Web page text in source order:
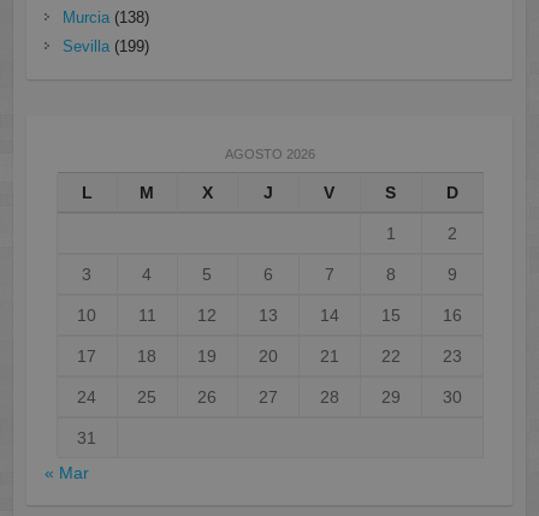
Murcia(138)
Sevilla(199)
AGOSTO 2026
L M X J V S D
1 2
3 4 5 6 7 8 9
10 11 12 13 14 15 16
17 18 19 20 21 22 23
24 25 26 27 28 29 30
31
« Mar